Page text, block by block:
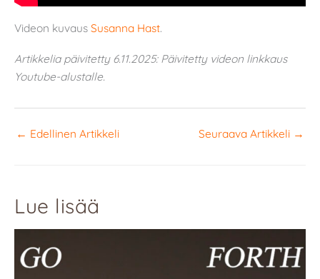
Videon kuvaus Susanna Hast.
Artikkelia päivitetty 6.11.2025: Päivitetty videon linkkaus
Youtube-alustalle.
← Edellinen Artikkeli Seuraava Artikkeli →
Lue lisää